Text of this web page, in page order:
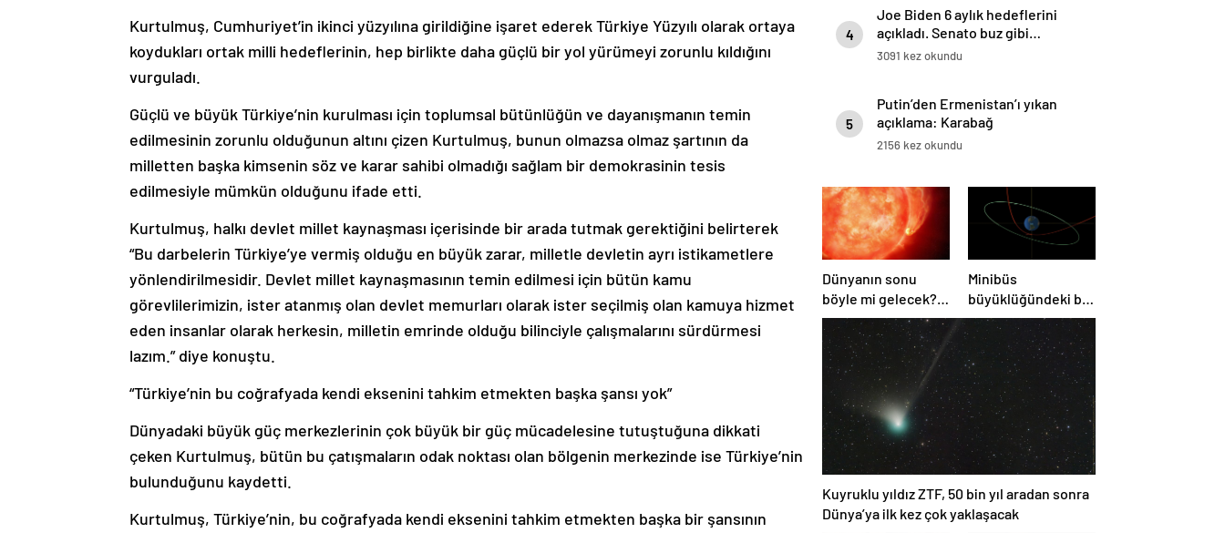
Kurtulmuş, Cumhuriyet’in ikinci yüzyılına girildiğine işaret ederek Türkiye Yüzyılı olarak ortaya
koydukları ortak milli hedeflerinin, hep birlikte daha güçlü bir yol yürümeyi zorunlu kıldığını
vurguladı.
Güçlü ve büyük Türkiye’nin kurulması için toplumsal bütünlüğün ve dayanışmanın temin
edilmesinin zorunlu olduğunun altını çizen Kurtulmuş, bunun olmazsa olmaz şartının da
milletten başka kimsenin söz ve karar sahibi olmadığı sağlam bir demokrasinin tesis
edilmesiyle mümkün olduğunu ifade etti.
Kurtulmuş, halkı devlet millet kaynaşması içerisinde bir arada tutmak gerektiğini belirterek
“Bu darbelerin Türkiye’ye vermiş olduğu en büyük zarar, milletle devletin ayrı istikametlere
yönlendirilmesidir. Devlet millet kaynaşmasının temin edilmesi için bütün kamu
görevlilerimizin, ister atanmış olan devlet memurları olarak ister seçilmiş olan kamuya hizmet
eden insanlar olarak herkesin, milletin emrinde olduğu bilinciyle çalışmalarını sürdürmesi
lazım.” diye konuştu.
“Türkiye’nin bu coğrafyada kendi eksenini tahkim etmekten başka şansı yok”
Dünyadaki büyük güç merkezlerinin çok büyük bir güç mücadelesine tutuştuğuna dikkati
çeken Kurtulmuş, bütün bu çatışmaların odak noktası olan bölgenin merkezinde ise Türkiye’nin
bulunduğunu kaydetti.
Kurtulmuş, Türkiye’nin, bu coğrafyada kendi eksenini tahkim etmekten başka bir şansının
4
Joe Biden 6 aylık hedeflerini
açıkladı. Senato buz gibi…
3091 kez okundu
5
Putin’den Ermenistan’ı yıkan
açıklama: Karabağ
Azerbaycan’ın ayrılmaz bir
2156 kez okundu
Dünyanın sonu
böyle mi gelecek?
Gök bilimciler ilk
kez sönen yıldızın
gezegeni
yutmasına tanık
oldu
Minibüs
büyüklüğündeki bir
asteroit Dünya’yı
‘sıyırdı’ geçti
Kuyruklu yıldız ZTF, 50 bin yıl aradan sonra
Dünya’ya ilk kez çok yaklaşacak